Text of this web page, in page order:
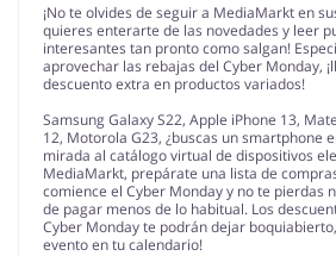
¡No te olvides de seguir a MediaMarkt en
quieres enterarte de las novedades y leer
interesantes tan pronto como salgan!
aprovechar las rebajas del Cyber Monday,
descuento extra en productos variados!
Samsung Galaxy S22, Apple iPhone 13,
12, Motorola G23, ¿buscas un smartphone
mirada al catálogo virtual de dispositivos
MediaMarkt, prepárate una lista de
comience el Cyber Monday y no te pierdas
de pagar menos de lo habitual. Los
Cyber Monday te podrán dejar
evento en tu calendario!